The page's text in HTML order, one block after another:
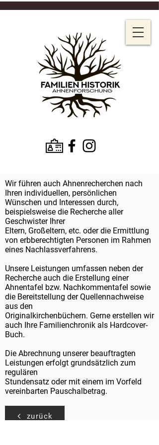
Wir führen auch Ahnenrecherchen nach
Ihren individuellen, persönlichen
Wünschen und Interessen durch,
beispielsweise die Recherche aller
Geschwister Ihrer
Eltern, Großeltern, etc. oder die Ermittlung
von erbberechtigten Personen im Rahmen
eines Nachlassverfahrens.
Unsere Leistungen umfassen neben der
Recherche auch die Erstellung einer
Ahnentafel bzw. Nachkommentafel sowie
die Bereitstellung der Quellennachweise
aus den
Originalkirchenbüchern. Gerne erstellen wir
auch Ihre Familienchronik als Hardcover-
Buch.
Die Abrechnung unserer beauftragten
Leistungen erfolgt grundsätzlich zum
regulären
Stundensatz oder mit einem im Vorfeld
vereinbarten Pauschalbetrag.
zurück